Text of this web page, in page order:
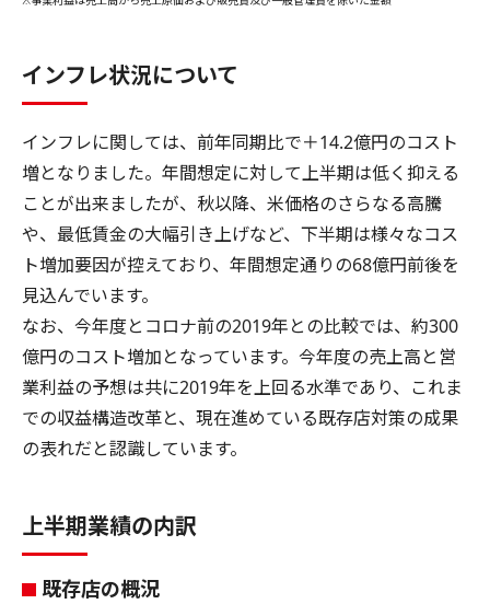
インフレ状況について
インフレに関しては、前年同期比で＋14.2億円のコスト
増となりました。年間想定に対して上半期は低く抑える
ことが出来ましたが、秋以降、米価格のさらなる高騰
や、最低賃金の大幅引き上げなど、下半期は様々なコス
ト増加要因が控えており、年間想定通りの68億円前後を
見込んでいます。
なお、今年度とコロナ前の2019年との比較では、約300
億円のコスト増加となっています。今年度の売上高と営
業利益の予想は共に2019年を上回る水準であり、これま
での収益構造改革と、現在進めている既存店対策の成果
の表れだと認識しています。
上半期業績の内訳
既存店の概況